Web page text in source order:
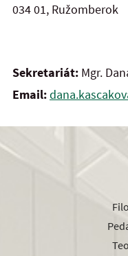
034 01, Ružomberok
Sekretariát: Mgr.
Email: